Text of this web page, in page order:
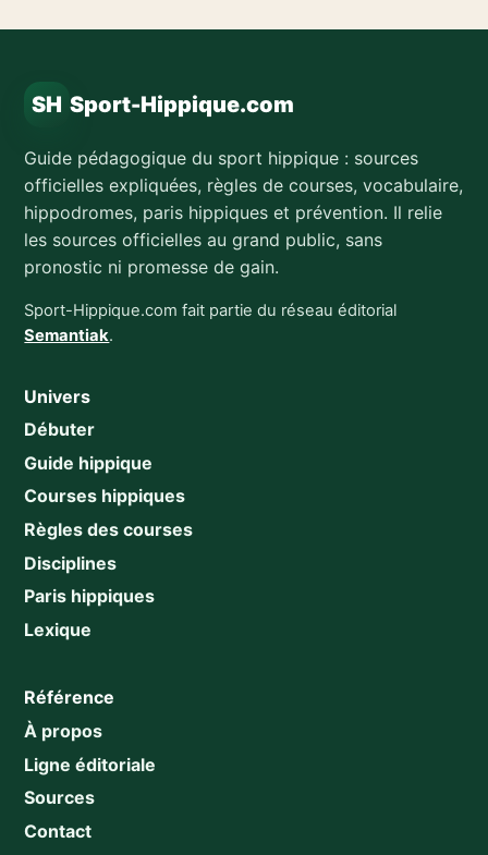
SH Sport-Hippique.com
Guide pédagogique du sport hippique : sources
officielles expliquées, règles de courses, vocabulaire,
hippodromes, paris hippiques et prévention. Il relie
les sources officielles au grand public, sans
pronostic ni promesse de gain.
Sport-Hippique.com fait partie du réseau éditorial
Semantiak.
Univers
Débuter
Guide hippique
Courses hippiques
Règles des courses
Disciplines
Paris hippiques
Lexique
Référence
À propos
Ligne éditoriale
Sources
Contact